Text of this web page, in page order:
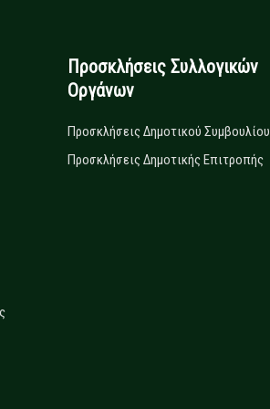
Προσκλήσεις Συλλογικών
Οργάνων
Προσκλήσεις Δημοτικού Συμβουλίου
Προσκλήσεις Δημοτικής Επιτροπής